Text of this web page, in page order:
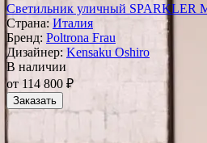
Светильник уличный SPARKLER
Страна: Италия
Бренд: Poltrona Frau
Дизайнер: Kensaku Oshiro
В наличии
от 114 800 ₽
Заказать